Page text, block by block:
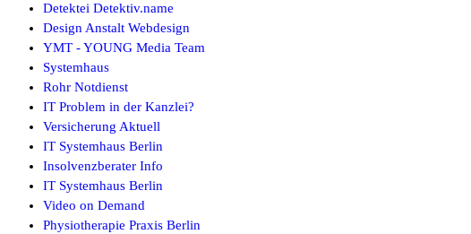
Detektei Detektiv.name
Design Anstalt Webdesign
YMT - YOUNG Media Team
Systemhaus
Rohr Notdienst
IT Problem in der Kanzlei?
Versicherung Aktuell
IT Systemhaus Berlin
Insolvenzberater Info
IT Systemhaus Berlin
Video on Demand
Physiotherapie Praxis Berlin